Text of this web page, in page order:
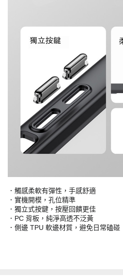
．觸感柔軟有彈性，手感舒適
．實機開模，孔位精準
．獨立式按鍵，按壓回饋更佳
．PC 背板，純淨高透不泛黃
．側邊 TPU 軟邊材質，避免日常磕碰